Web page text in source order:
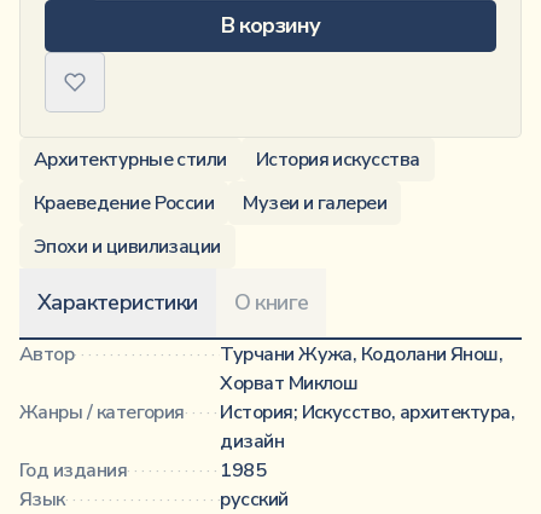
В корзину
Архитектурные стили
История искусства
Краеведение России
Музеи и галереи
Эпохи и цивилизации
Характеристики О книге
Автор
Турчани Жужа, Кодолани Янош,
Хорват Миклош
Жанры / категория
История; Искусство, архитектура,
дизайн
Год издания
1985
Язык
русский